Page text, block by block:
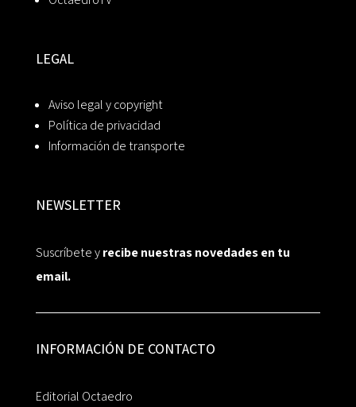
LEGAL
Aviso legal y copyright
Política de privacidad
Información de transporte
NEWSLETTER
Suscríbete yrecibe nuestras novedades en tu
email.
INFORMACIÓN DE CONTACTO
Editorial Octaedro